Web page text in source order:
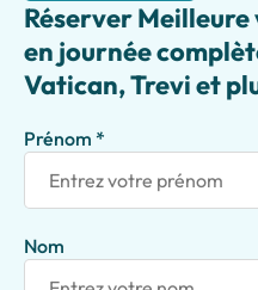
Réserver
en journée
Vatican, Trevi et
Prénom *
Nom